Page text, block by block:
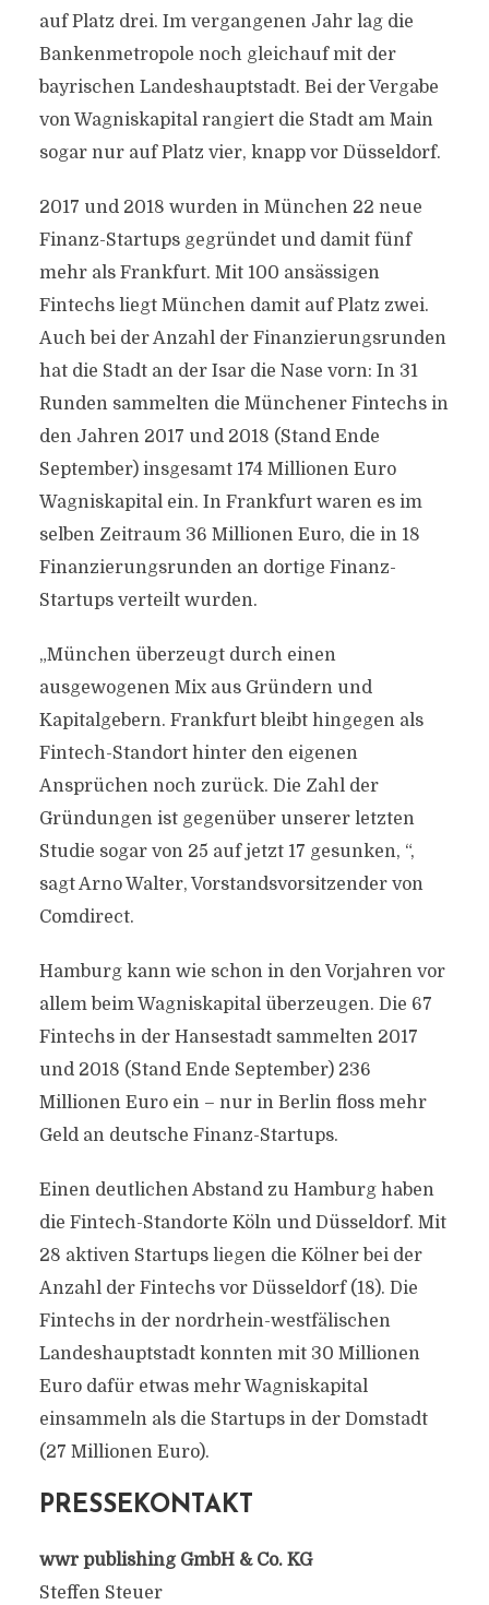
auf Platz drei. Im vergangenen Jahr lag die
Bankenmetropole noch gleichauf mit der
bayrischen Landeshauptstadt. Bei der Vergabe
von Wagniskapital rangiert die Stadt am Main
sogar nur auf Platz vier, knapp vor Düsseldorf.
2017 und 2018 wurden in München 22 neue
Finanz-Startups gegründet und damit fünf
mehr als Frankfurt. Mit 100 ansässigen
Fintechs liegt München damit auf Platz zwei.
Auch bei der Anzahl der Finanzierungsrunden
hat die Stadt an der Isar die Nase vorn: In 31
Runden sammelten die Münchener Fintechs in
den Jahren 2017 und 2018 (Stand Ende
September) insgesamt 174 Millionen Euro
Wagniskapital ein. In Frankfurt waren es im
selben Zeitraum 36 Millionen Euro, die in 18
Finanzierungsrunden an dortige Finanz-
Startups verteilt wurden.
„München überzeugt durch einen
ausgewogenen Mix aus Gründern und
Kapitalgebern. Frankfurt bleibt hingegen als
Fintech-Standort hinter den eigenen
Ansprüchen noch zurück. Die Zahl der
Gründungen ist gegenüber unserer letzten
Studie sogar von 25 auf jetzt 17 gesunken, “,
sagt Arno Walter, Vorstandsvorsitzender von
Comdirect.
Hamburg kann wie schon in den Vorjahren vor
allem beim Wagniskapital überzeugen. Die 67
Fintechs in der Hansestadt sammelten 2017
und 2018 (Stand Ende September) 236
Millionen Euro ein – nur in Berlin floss mehr
Geld an deutsche Finanz-Startups.
Einen deutlichen Abstand zu Hamburg haben
die Fintech-Standorte Köln und Düsseldorf. Mit
28 aktiven Startups liegen die Kölner bei der
Anzahl der Fintechs vor Düsseldorf (18). Die
Fintechs in der nordrhein-westfälischen
Landeshauptstadt konnten mit 30 Millionen
Euro dafür etwas mehr Wagniskapital
einsammeln als die Startups in der Domstadt
(27 Millionen Euro).
PRESSEKONTAKT
wwr publishing GmbH & Co. KG
Steffen Steuer